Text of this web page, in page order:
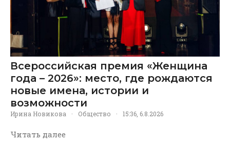
Всероссийская премия «Женщина
года – 2026»: место, где рождаются
новые имена, истории и
возможности
Ирина Новикова · Общество · 15:36, 6.8.2026
Читать далее